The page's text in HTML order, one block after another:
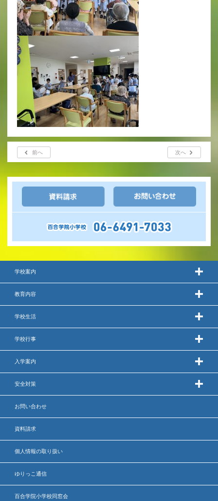
前へ 次へ
学校案内
教育内容
学校生活
学校行事
入学案内
安全対策
お問い合わせ
資料請求
個人情報の取り扱い
ゆりっこ通信
百合学院小学校同窓会